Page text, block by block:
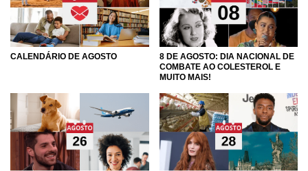
CALENDÁRIO DE AGOSTO
8 DE AGOSTO: DIA NACIONAL DE
COMBATE AO COLESTEROL E
MUITO MAIS!